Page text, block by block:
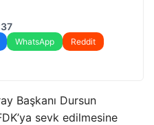
WhatsApp
Reddit
Başkanı Dursun
sevk edilmesine